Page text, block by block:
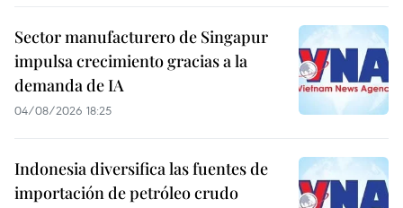
Sector manufacturero de Singapur
impulsa crecimiento gracias a la
demanda de IA
04/08/2026 18:25
Indonesia diversifica las fuentes de
importación de petróleo crudo